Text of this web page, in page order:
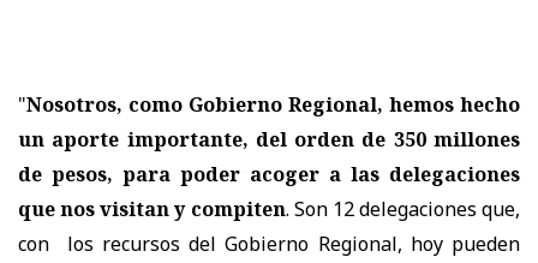
"Nosotros, como Gobierno Regional, hemos hecho
un aporte importante, del orden de 350 millones
de pesos, para poder acoger a las delegaciones
que nos visitan y compiten. Son 12 delegaciones que,
con los recursos del Gobierno Regional, hoy pueden